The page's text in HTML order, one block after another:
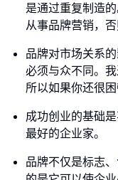
是通过重复制造
从事品牌营销，
品牌对市场关系
必须与众不同。
所以如果你还很
成功创业的基础
最好的企业家。
品牌不仅是标志